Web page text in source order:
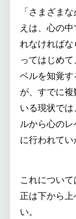
「さまざま
えは、心の
れなければ
ってはじめ
ベルを知覚
が、すでに
いる現状で
ルから心の
に行われてい
これについ
正は下から
い。